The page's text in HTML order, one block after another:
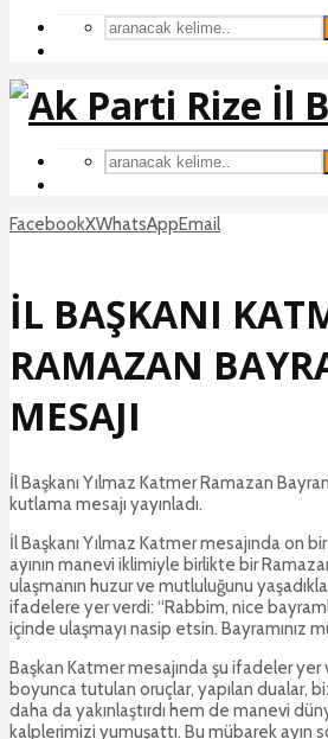
FacebookXWhatsAppEmail
İL BAŞKANI
RAMAZAN
MESAJI
İl Başkanı Yılmaz Katmer Ramazan
kutlama mesajı yayınladı.
İl Başkanı Yılmaz Katmer mesajında on
ayının manevi iklimiyle birlikte bir
ulaşmanın huzur ve mutluluğunu
ifadelere yer verdi: “Rabbim, nice
içinde ulaşmayı nasip etsin. Bayramınız
Başkan Katmer mesajında şu ifadeler yer
boyunca tutulan oruçlar, yapılan dualar,
daha da yakınlaştırdı hem de manevi
kalplerimizi yumuşattı. Bu mübarek ayın